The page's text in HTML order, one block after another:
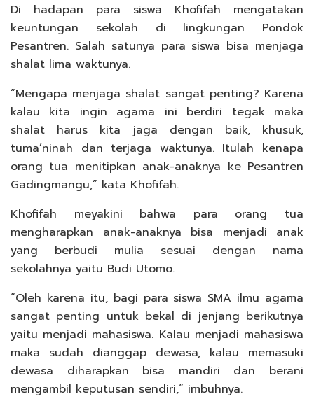
Di hadapan para siswa Khofifah mengatakan
keuntungan sekolah di lingkungan Pondok
Pesantren. Salah satunya para siswa bisa menjaga
shalat lima waktunya.
“Mengapa menjaga shalat sangat penting? Karena
kalau kita ingin agama ini berdiri tegak maka
shalat harus kita jaga dengan baik, khusuk,
tuma’ninah dan terjaga waktunya. Itulah kenapa
orang tua menitipkan anak-anaknya ke Pesantren
Gadingmangu,” kata Khofifah.
Khofifah meyakini bahwa para orang tua
mengharapkan anak-anaknya bisa menjadi anak
yang berbudi mulia sesuai dengan nama
sekolahnya yaitu Budi Utomo.
“Oleh karena itu, bagi para siswa SMA ilmu agama
sangat penting untuk bekal di jenjang berikutnya
yaitu menjadi mahasiswa. Kalau menjadi mahasiswa
maka sudah dianggap dewasa, kalau memasuki
dewasa diharapkan bisa mandiri dan berani
mengambil keputusan sendiri,” imbuhnya.